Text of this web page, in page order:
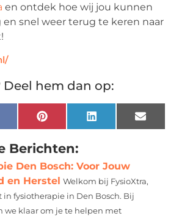
en ontdek hoe wij jou kunnen
snel weer terug te keren naar
Deel hem dan op:
Pinterest LinkedIn Email
Berichten:
Den Bosch: Voor Jouw
en Herstel Welkom bij FysioXtra,
in fysiotherapie in Den Bosch. Bij
we klaar om je te helpen met